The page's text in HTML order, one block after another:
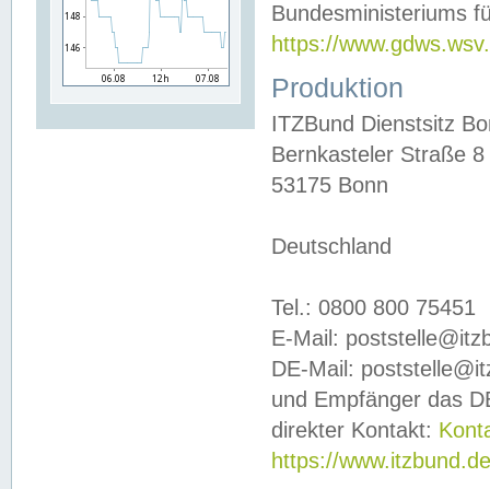
Bundesministeriums
https://
Produktion
ITZBund Dienstsitz
Bernkasteler Straße 8
53175 Bonn
Deutschland
Tel.: 0800 800 75451
E-Mail:
DE-Mail:
und Empfänger das
direkter Kontakt:
https://